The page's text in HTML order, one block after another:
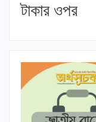
টাকার ওপর